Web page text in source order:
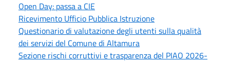
Open Day: passa a CIE
Ricevimento Ufficio Pubblica Istruzione
Questionario di valutazione degli utenti sulla qualità
dei servizi del Comune di Altamura
Sezione rischi corruttivi e trasparenza del PIAO 2026-